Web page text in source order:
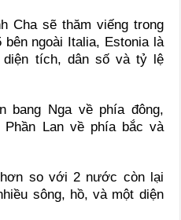
Cha sẽ thăm viếng trong
ngoài Italia, Estonia là
tích, dân số và tỷ lệ
bang Nga về phía đông,
Lan về phía bắc và
so với 2 nước còn lại
sông, hồ, và một diện